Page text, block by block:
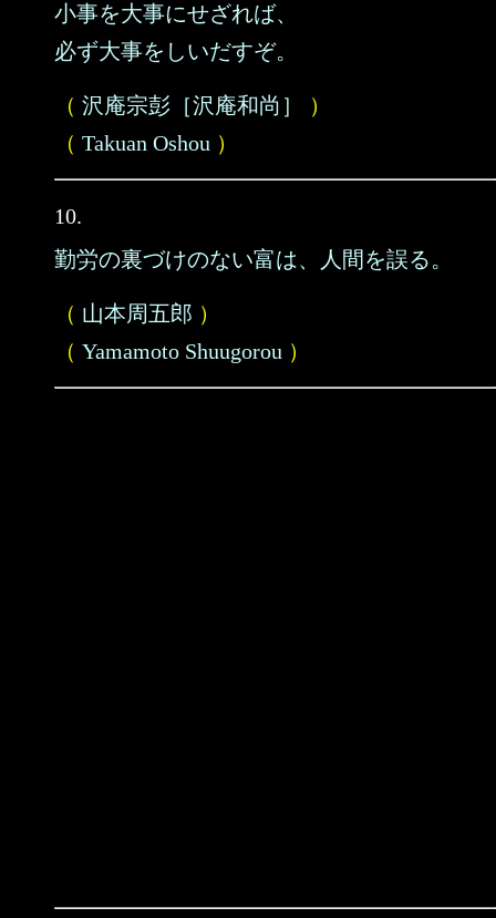
小事を大事にせざれば、
必ず大事をしいだすぞ。
（ 沢庵宗彭［沢庵和尚］
）
（ Takuan Oshou ）
10.
勤労の裏づけのない富は、人間を誤る。
（ 山本周五郎 ）
（ Yamamoto Shuugorou ）